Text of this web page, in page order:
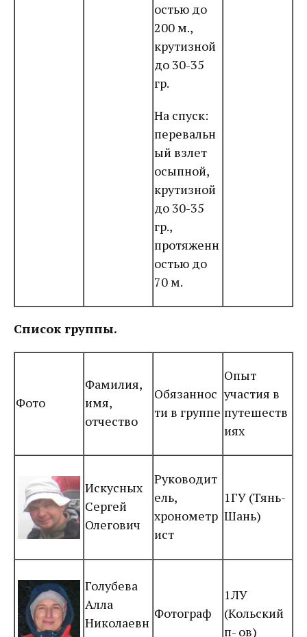
остью до
200 м.,
крутизной
до 30-35
гр.
На спуск:
перевальн
ый взлет
осыпной,
крутизной
до 30-35
гр.,
протяженн
остью до
70 м.
Список группы.
Фото
Фамилия,
имя,
отчество
Обязаннос
ти в группе
Опыт
участия в
путешеств
иях
Искусных
Сергей
Олегович
Руководит
ель,
хронометр
ист
1ГУ (Тянь-
Шань)
Голубева
Алла
Николаевн
Фотограф
1ЛУ
(Кольский
п- ов)